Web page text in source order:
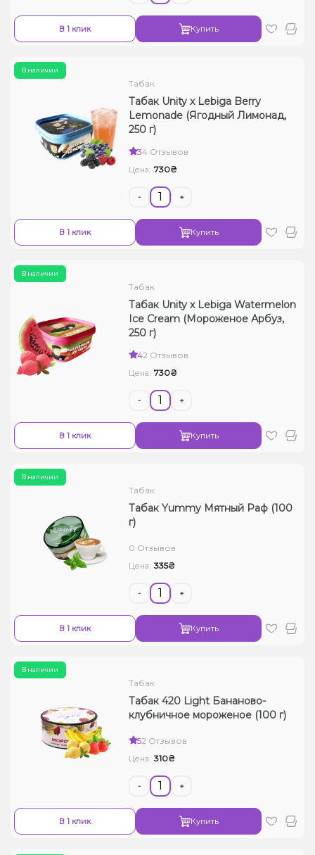
В 1 клик Купить
В наличии
Табак
Табак Unity x Lebiga Berry
Lemonade (Ягодный Лимонад,
250 г)
34 Отзывов
Цена: 730₴
- +
В 1 клик Купить
В наличии
Табак
Табак Unity x Lebiga Watermelon
Ice Cream (Мороженое Арбуз,
250 г)
42 Отзывов
Цена: 730₴
- +
В 1 клик Купить
В наличии
Табак
Табак Yummy Мятный Раф (100
г)
0 Отзывов
Цена: 335₴
- +
В 1 клик Купить
В наличии
Табак
Табак 420 Light Бананово-
клубничное мороженое (100 г)
52 Отзывов
Цена: 310₴
- +
В 1 клик Купить